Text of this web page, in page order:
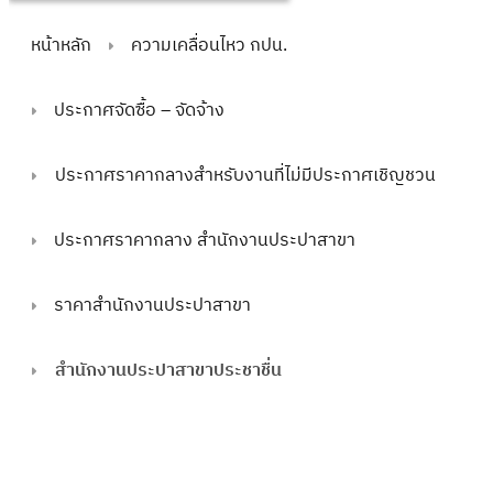
หน้าหลัก ความเคลื่อนไหว กปน.
ประกาศจัดซื้อ – จัดจ้าง
ประกาศราคากลางสำหรับงานที่ไม่มีประกาศเชิญชวน
ประกาศราคากลาง สำนักงานประปาสาขา
ราคาสำนักงานประปาสาขา
สำนักงานประปาสาขาประชาชื่น